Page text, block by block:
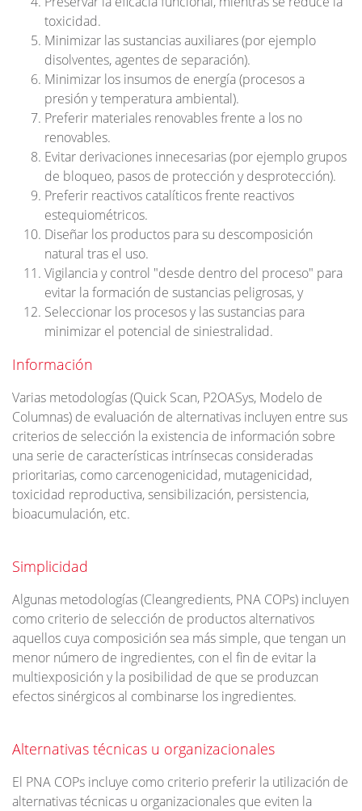
toxicidad.
Minimizar las sustancias auxiliares (por ejemplo
disolventes, agentes de separación).
Minimizar los insumos de energía (procesos a
presión y temperatura ambiental).
Preferir materiales renovables frente a los no
renovables.
Evitar derivaciones innecesarias (por ejemplo grupos
de bloqueo, pasos de protección y desprotección).
Preferir reactivos catalíticos frente reactivos
estequiométricos.
Diseñar los productos para su descomposición
natural tras el uso.
Vigilancia y control "desde dentro del proceso" para
evitar la formación de sustancias peligrosas, y
Seleccionar los procesos y las sustancias para
minimizar el potencial de siniestralidad.
Información
Varias metodologías (Quick Scan, P2OASys, Modelo de
Columnas) de evaluación de alternativas incluyen entre sus
criterios de selección la existencia de información sobre
una serie de características intrínsecas consideradas
prioritarias, como carcenogenicidad, mutagenicidad,
toxicidad reproductiva, sensibilización, persistencia,
bioacumulación, etc.
Simplicidad
Algunas metodologías (Cleangredients, PNA COPs) incluyen
como criterio de selección de productos alternativos
aquellos cuya composición sea más simple, que tengan un
menor número de ingredientes, con el fin de evitar la
multiexposición y la posibilidad de que se produzcan
efectos sinérgicos al combinarse los ingredientes.
Alternativas técnicas u organizacionales
El PNA COPs incluye como criterio preferir la utilización de
alternativas técnicas u organizacionales que eviten la